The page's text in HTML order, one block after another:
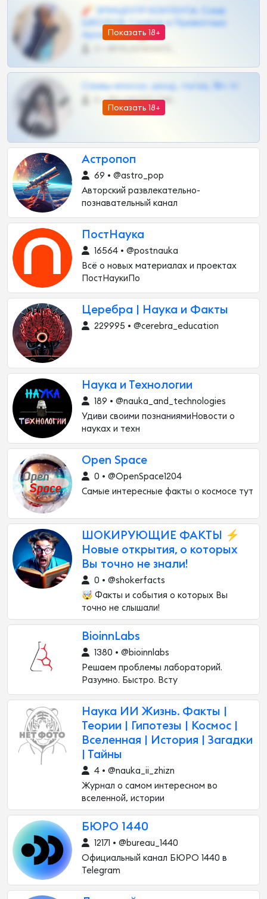
Показать 18+
🧨 ЭПИЦЕНТР КОНТЕНТА: Слив
ШКОДОВ Сливов и Приватных
Архивов ТГ 🔞💎
Показать 18+
Сливы вписок, шкод, теток, 18+ тг
0 •
Астропоп
69 • @astro_pop
Авторский развлекательно-
познавательный канал
ПостНаука
16564 • @postnauka
Всё о новых материалах и проектах
ПостНаукиПо
Церебра | Наука и Факты
229995 • @cerebra_education
Наука и Технологии
189 • @nauka_and_technologies
Удиви своими познаниямиНовости о
науках и техн
Open Space
0 • @OpenSpace1204
Самые интересные факты о космосе тут
ШОКИРУЮЩИЕ ФАКТЫ ⚡️
Новые открытия, о которых
Вы точно не знали!
0 • @shokerfacts
🤯 Факты и события о которых Вы
точно не слышали!
BioinnLabs
1380 • @bioinnlabs
Решаем проблемы лабораторий.
Разумно. Быстро. Всту
Наука ИИ Жизнь. Факты |
Теории | Гипотезы | Космос |
Вселенная | История | Загадки
| Тайны
4 • @nauka_ii_zhizn
Журнал о самом интересном во
вселенной, истории
БЮРО 1440
12171 • @bureau_1440
Официальный канал БЮРО 1440 в
Telegram